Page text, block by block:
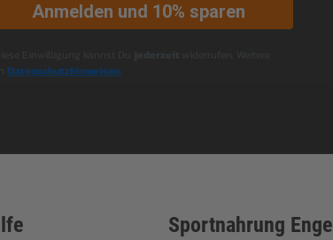
Anmelden und 10% sparen
Datenschutzhinweisen
Sportnahrung Engel